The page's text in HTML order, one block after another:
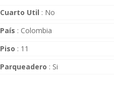
Cuarto Util : No
País : Colombia
Piso : 11
Parqueadero : Si